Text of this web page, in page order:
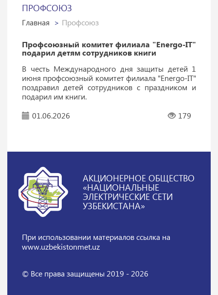
ПРОФСОЮЗ
Главная Профсоюз
Профсоюзный комитет филиала "Energo-IT"
подарил детям сотрудников книги
В честь Международного дня защиты детей 1
июня профсоюзный комитет филиала "Energo-IT"
поздравил детей сотрудников с праздником и
подарил им книги.
01.06.2026
179
АКЦИОНЕРНОЕ ОБЩЕСТВО
«НАЦИОНАЛЬНЫЕ
ЭЛЕКТРИЧЕСКИЕ СЕТИ
УЗБЕКИСТАНА»
При использовании материаловссылка на
www.uzbekistonmet.uz
© Все права защищены 2019 - 2026